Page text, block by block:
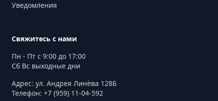
Уведомления
Свяжитесь с нами
Пн - Пт с 9:00 до 17:00
Сб Вс выходные дни
Адрес: ул. Андрея Линёва 128Б
Телефон: +7 (959) 11-04-592